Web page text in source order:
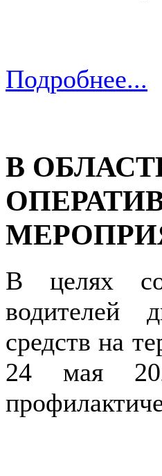
Подробнее...
В
В целях
водителей
средств на
24 мая